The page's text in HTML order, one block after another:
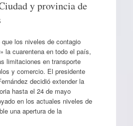
y provincia de
los niveles de contagio
la cuarentena en todo el país,
limitaciones en transporte
y comercio. El presidente
decidió extender la
hasta el 24 de mayo
en los actuales niveles de
una apertura de la